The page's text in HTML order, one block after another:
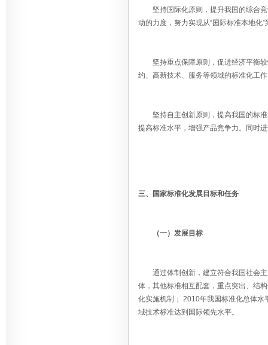
坚持国际化原则，提升我国的综合竞
动的力度，努力实现从“国际标准本地化
坚持重点保障原则，促进经济平衡较
约、高新技术、服务等领域的标准化工
坚持自主创新原则，提高我国的标准
提高标准水平，增强产品竞争力。同时
三、国家标准化发展目标和任务
（一）发展目标
通过体制创新，建立符合我国社会主
体，其他标准相互配套，重点突出、结
化实施机制； 2010年我国标准化总体
域技术标准达到国际领先水平。